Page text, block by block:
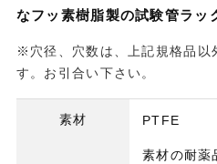
なフッ素樹脂製の試験管ラッ
※穴径、穴数は、上記規格品以
す。お引合い下さい。
素材 PTFE
素材の耐薬